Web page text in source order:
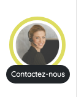
Contactez-nous